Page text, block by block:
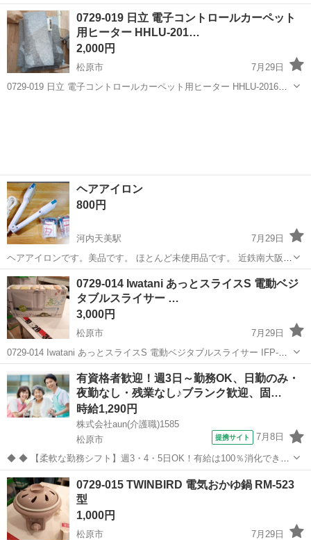
伴う多少のスレ、キズ、落としきれない汚れなどございます ・詳細は
現地でご確認ください ・お値引きは出来かねますのでご了承願い...
大阪 松原市 家電 現地
0729-019 日立 電子コントロールカーペット
用ヒーター HHLU-201…
2,000円
松原市
7月29日
0729-019 日立 電子コントロールカーペット用ヒーター HHLU-2016
ヘアアイロン
800円
河内天美駅
7月29日
ヘアアイロンです。美品です。 ほとんど未使用品です。 近鉄南大阪
線・河内天美駅までもしくは天王寺駅まで引き取りに来て下さる方大
歓迎です。 ✳︎ 他の物も出品していますのでご確認お願いします。
大阪 松原市 美容家電 ヘアアイロン
0729-014 Iwatani あっとスライスS 電動ベジ
タブルスライサー …
3,000円
松原市
7月29日
0729-014 Iwatani あっとスライスS 電動ベジタブルスライサー IFP-
45S 【状態】 ・使用に伴う多少のスレ、キズ、落としきれない汚れな
どございます ・詳細は現地でご確認ください ・お値引き...
松原市 キッチン家電 IFP
有資格者歓迎！週3日～勤務OK、日勤のみ・
夜勤なし・残業なし♪ブランク歓迎、固…
時給1,290円
株式会社aun(介護職)1585
松原市
提携サイト 7月8日
◆ ◆ 【柔軟な勤務シフト】週3・4・5日OK！有給は100％消化できま
す！ お休みは事前申請すれば柔軟に対応します。 自分らしい勤務スタ
イル・長期的に働きたい方必見！ スキルを身につけながら、介護経験
を積むことができま...
大阪 松原市
0729-015 TWINBIRD 電気おかゆ鍋 RM-523
型
1,000円
松原市
7月29日